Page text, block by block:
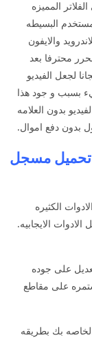
المميزه
البسيطه
والايفون
محترفا بعد
لجعل الفيديو
بسبب و جود هذا
بدون العلامه
بدون دفع اموال.
اهم مميزات برنامج DU Recorder تحميل مسجل
الكثيره
الايجابيه.
على جوده
على مقاطع
بك بطريقه